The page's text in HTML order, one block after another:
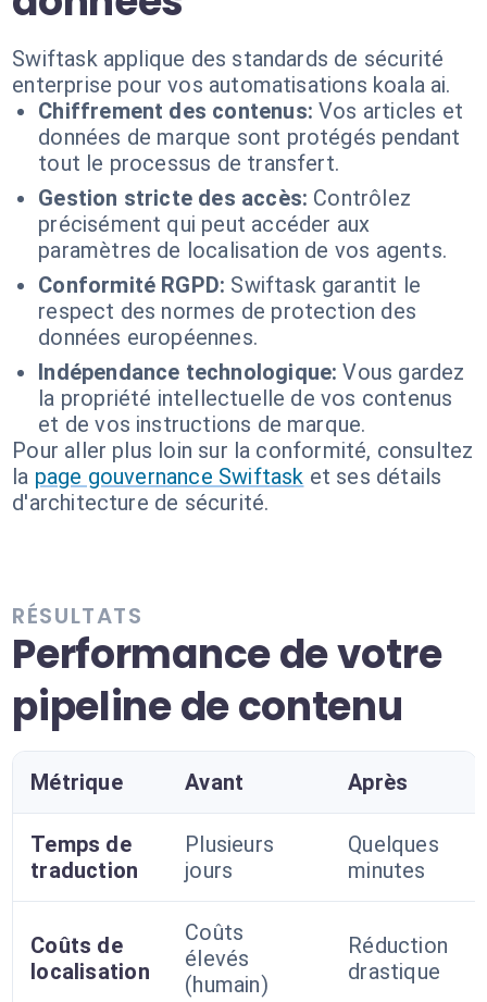
Swiftask applique des standards de sécurité
enterprise pour vos automatisations koala ai.
Chiffrement des contenus: Vos articles et
données de marque sont protégés pendant
tout le processus de transfert.
Gestion stricte des accès: Contrôlez
précisément qui peut accéder aux
paramètres de localisation de vos agents.
Conformité RGPD: Swiftask garantit le
respect des normes de protection des
données européennes.
Indépendance technologique: Vous gardez
la propriété intellectuelle de vos contenus
et de vos instructions de marque.
Pour aller plus loin sur la conformité, consultez
la page gouvernance Swiftask et ses détails
d'architecture de sécurité.
RÉSULTATS
Performance de votre
pipeline de contenu
Métrique Avant Après
Temps de
traduction
Plusieurs
jours
Quelques
minutes
Coûts de
localisation
Coûts
élevés
(humain)
Réduction
drastique